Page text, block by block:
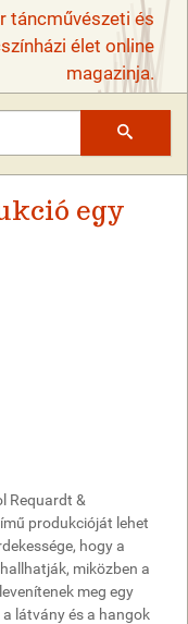
táncművészeti és
élet online
magazinja.
egy
Requardt &
produkcióját lehet
hogy a
miközben a
meg egy
látvány és a hangok